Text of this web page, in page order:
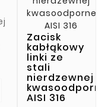
Zacisk
kabłąkowy
linki ze
stali
nierdzewnej
kwasoodpornej
AISI 316